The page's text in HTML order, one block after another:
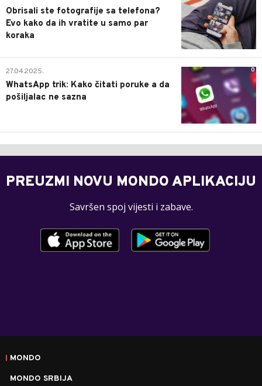
Obrisali ste fotografije sa telefona?
Evo kako da ih vratite u samo par
koraka
0
27.04.2025.
WhatsApp trik: Kako čitati poruke a da
pošiljalac ne sazna
PREUZMI NOVU MONDO APLIKACIJU
Savršen spoj vijesti i zabave.
MONDO
MONDO SRBIJA